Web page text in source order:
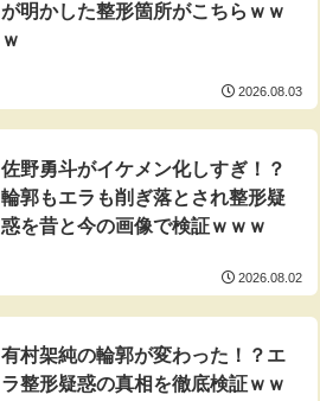
が明かした整形箇所がこちらｗｗ
ｗ
2026.08.03
佐野勇斗がイケメン化しすぎ！？
輪郭もエラも削ぎ落とされ整形疑
惑を昔と今の画像で検証ｗｗｗ
2026.08.02
有村架純の輪郭が変わった！？エ
ラ整形疑惑の真相を徹底検証ｗｗ